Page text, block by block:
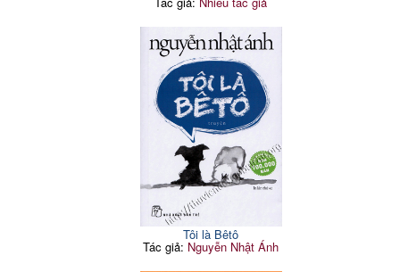
Tôi là Bêtô
Tác giả: Nguyễn Nhật Ánh